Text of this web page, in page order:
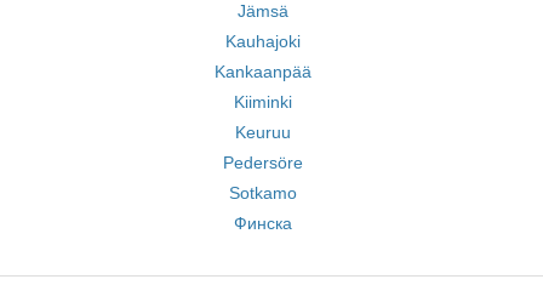
Jämsä
Kauhajoki
Kankaanpää
Kiiminki
Keuruu
Pedersöre
Sotkamo
Финска